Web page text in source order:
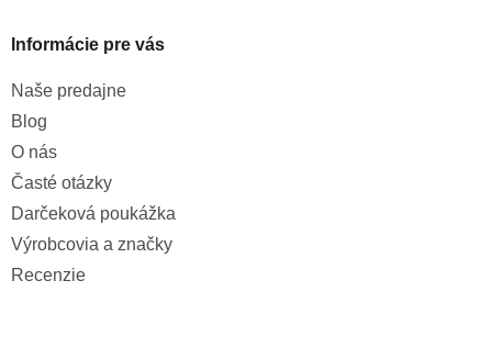
Informácie pre vás
Naše predajne
Blog
O nás
Časté otázky
Darčeková poukážka
Výrobcovia a značky
Recenzie